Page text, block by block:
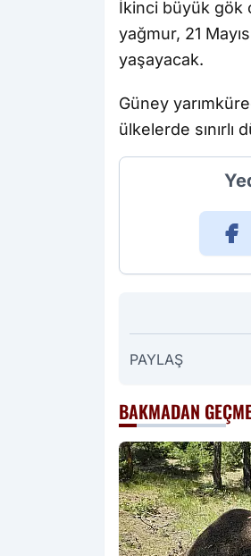
İkinci büyük gök
yağmur, 21
yaşayacak.
Güney
ülkelerde
PAYLAŞ
BAKMADAN